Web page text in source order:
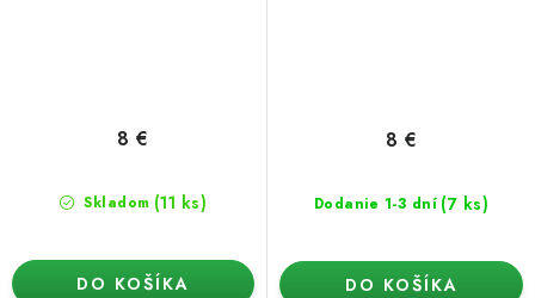
Skladom (11 ks)
8 €
DO KOŠÍKA
Dodanie 1-3 dní (7 ks)
8 €
DO KOŠÍKA